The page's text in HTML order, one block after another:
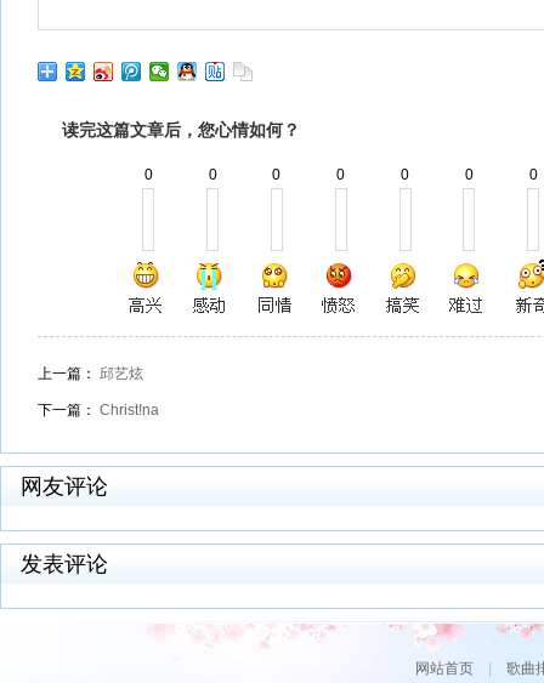
读完这篇文章后，您心情如何？
0 0 0 0 0 0 0
上一篇： 邱艺炫
下一篇： Christ!na
网友评论
发表评论
网站首页| 歌曲